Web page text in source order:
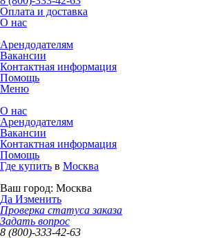
Оплата и доставка
О нас
Арендодателям
Вакансии
Контактная информация
Помощь
Меню
О нас
Арендодателям
Вакансии
Контактная информация
Помощь
Где купить в Москва
Ваш город: Москва
Да Изменить
Проверка статуса заказа
Задать вопрос
8 (800)-333-42-63